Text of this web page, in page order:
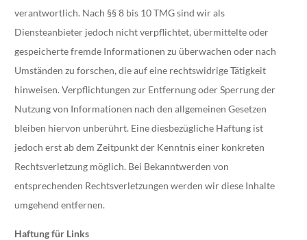
verantwortlich. Nach §§ 8 bis 10 TMG sind wir als
Diensteanbieter jedoch nicht verpflichtet, übermittelte oder
gespeicherte fremde Informationen zu überwachen oder nach
Umständen zu forschen, die auf eine rechtswidrige Tätigkeit
hinweisen. Verpflichtungen zur Entfernung oder Sperrung der
Nutzung von Informationen nach den allgemeinen Gesetzen
bleiben hiervon unberührt. Eine diesbezügliche Haftung ist
jedoch erst ab dem Zeitpunkt der Kenntnis einer konkreten
Rechtsverletzung möglich. Bei Bekanntwerden von
entsprechenden Rechtsverletzungen werden wir diese Inhalte
umgehend entfernen.
Haftung für Links